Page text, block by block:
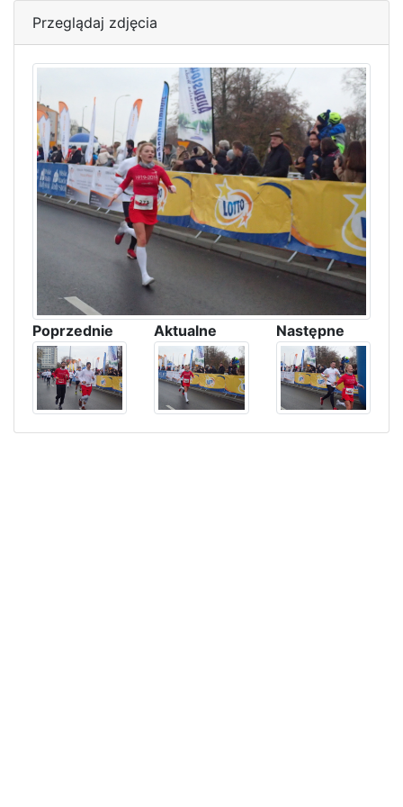
Przeglądaj zdjęcia
Poprzednie Aktualne Następne